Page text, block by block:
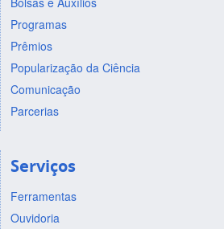
Programas
Prêmios
Popularização da Ciência
Comunicação
Parcerias
Serviços
Ferramentas
Ouvidoria